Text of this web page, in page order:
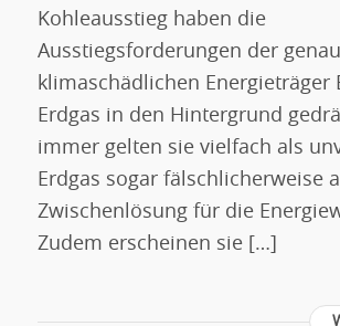
Kohleausstieg haben die
Ausstiegsforderungen der
klimaschädlichen Energieträger
Erdgas in den Hintergrund
immer gelten sie vielfach als
Erdgas sogar fälschlicherweise
Zwischenlösung für die
Zudem erscheinen sie […]